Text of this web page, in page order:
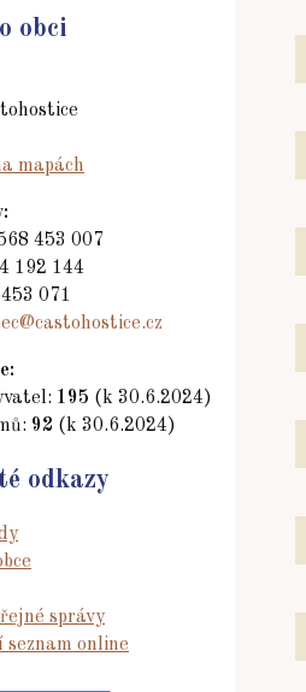
obci
mapách
453 007
192 144
071
195 (k 30.6.2024)
92 (k 30.6.2024)
odkazy
správy
seznam online